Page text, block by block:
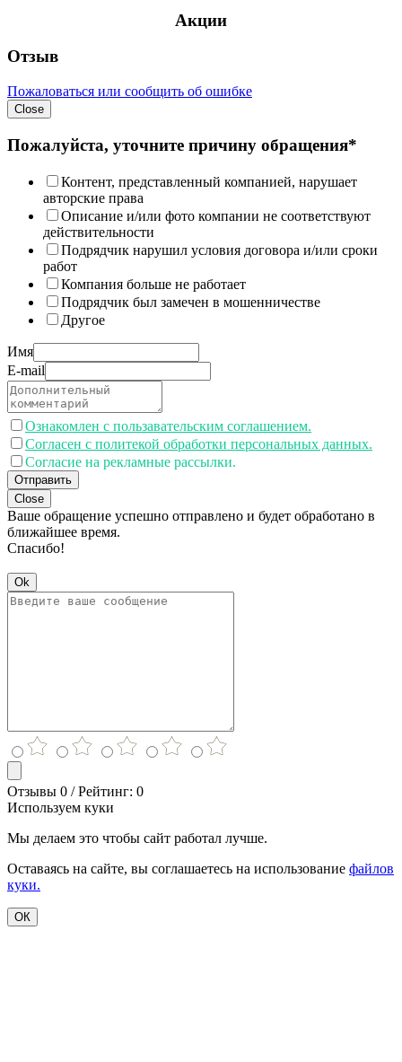
Акции
Отзыв
Пожаловаться или сообщить об ошибке
Close
Пожалуйста, уточните причину обращения*
Контент, представленный компанией, нарушает
авторские права
Описание и/или фото компании не соответствуют
действительности
Подрядчик нарушил условия договора и/или сроки
работ
Компания больше не работает
Подрядчик был замечен в мошенничестве
Другое
Имя
E-mail
Ознакомлен с пользавательским соглашением.
Согласен с политекой обработки персональных данных.
Согласие на рекламные рассылки.
Отправить
Close
Ваше обращение успешно отправлено и будет обработано в
ближайшее время.
Спасибо!
Ok
Отзывы 0 / Рейтинг: 0
Используем куки
Мы делаем это чтобы сайт работал лучше.
Оставаясь на сайте, вы соглашаетесь на использование файлов
куки.
ОК